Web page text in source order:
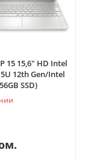
15 15,6" HD Intel
12th Gen/Intel
SSD)